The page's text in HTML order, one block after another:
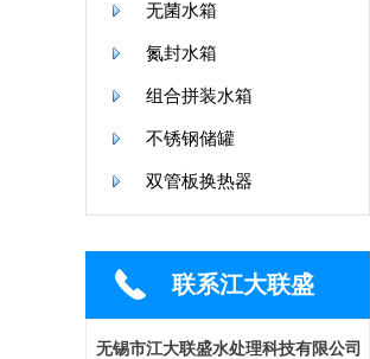
无菌水箱
氮封水箱
组合拼装水箱
不锈钢储罐
双管板换热器
联系江大联盛
无锡市江大联盛水处理科技有限公司